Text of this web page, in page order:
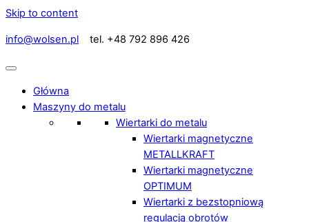
Skip to content
info@wolsen.pl tel. +48 792 896 426
Główna
Maszyny do metalu
Wiertarki do metalu
Wiertarki magnetyczne
METALLKRAFT
Wiertarki magnetyczne
OPTIMUM
Wiertarki z bezstopniową
regulacją obrotów